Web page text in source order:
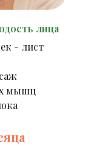
лица
- лист
мышц